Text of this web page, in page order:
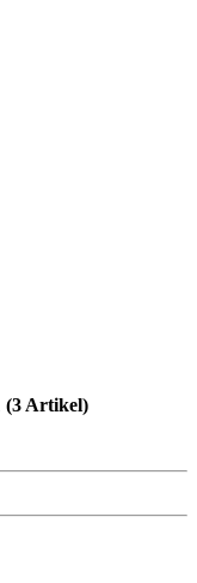
(3 Artikel)